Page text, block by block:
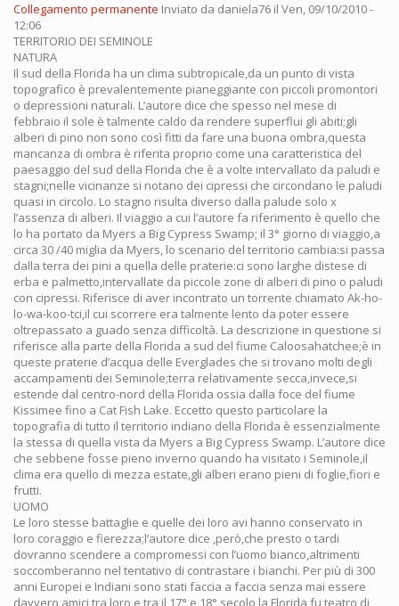
Collegamento permanente Inviato da daniela76 il Ven, 09/10/2010 -
12:06
TERRITORIO DEI SEMINOLE
NATURA
Il sud della Florida ha un clima subtropicale,da un punto di vista
topografico è prevalentemente pianeggiante con piccoli promontori
o depressioni naturali. L’autore dice che spesso nel mese di
febbraio il sole è talmente caldo da rendere superflui gli abiti;gli
alberi di pino non sono così fitti da fare una buona ombra,questa
mancanza di ombra è riferita proprio come una caratteristica del
paesaggio del sud della Florida che è a volte intervallato da paludi e
stagni;nelle vicinanze si notano dei cipressi che circondano le paludi
quasi in circolo. Lo stagno risulta diverso dalla palude solo x
l’assenza di alberi. Il viaggio a cui l’autore fa riferimento è quello che
lo ha portato da Myers a Big Cypress Swamp; il 3° giorno di viaggio,a
circa 30 /40 miglia da Myers, lo scenario del territorio cambia:si passa
dalla terra dei pini a quella delle praterie:ci sono larghe distese di
erba e palmetto,intervallate da piccole zone di alberi di pino o paludi
con cipressi. Riferisce di aver incontrato un torrente chiamato Ak-ho-
lo-wa-koo-tci,il cui scorrere era talmente lento da poter essere
oltrepassato a guado senza difficoltà. La descrizione in questione si
riferisce alla parte della Florida a sud del fiume Caloosahatchee;è in
queste praterie d’acqua delle Everglades che si trovano molti degli
accampamenti dei Seminole;terra relativamente secca,invece,si
estende dal centro-nord della Florida ossia dalla foce del fiume
Kissimee fino a Cat Fish Lake. Eccetto questo particolare la
topografia di tutto il territorio indiano della Florida è essenzialmente
la stessa di quella vista da Myers a Big Cypress Swamp. L’autore dice
che sebbene fosse pieno inverno quando ha visitato i Seminole,il
clima era quello di mezza estate,gli alberi erano pieni di foglie,fiori e
frutti.
UOMO
Le loro stesse battaglie e quelle dei loro avi hanno conservato in
loro coraggio e fierezza;l’autore dice ,però,che presto o tardi
dovranno scendere a compromessi con l’uomo bianco,altrimenti
soccomberanno nel tentativo di contrastare i bianchi. Per più di 300
anni Europei e Indiani sono stati faccia a faccia senza mai essere
davvero amici tra loro e tra il 17° e 18° secolo la Florida fu teatro di